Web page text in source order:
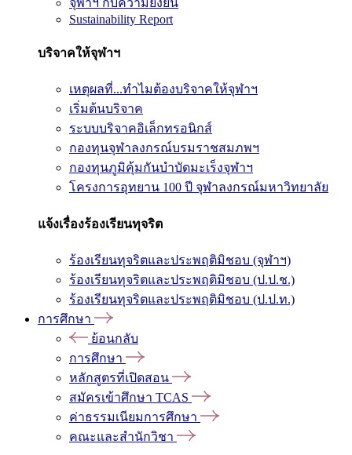
Sustainability Report
บริจาคให้จุฬาฯ
เหตุผลที่...ทำไมต้องบริจาคให้จุฬาฯ
เริ่มต้นบริจาค
ระบบบริจาคอิเล็กทรอนิกส์
กองทุนจุฬาลงกรณ์บรมราชสมภพฯ
กองทุนภูมิคุ้มกันบำบัดมะเร็งจุฬาฯ
โครงการอุทยาน 100 ปี จุฬาลงกรณ์มหาวิทยาลัย
แจ้งเรื่องร้องเรียนทุจริต
ร้องเรียนทุจริตและประพฤติมิชอบ (จุฬาฯ)
ร้องเรียนทุจริตและประพฤติมิชอบ (ป.ป.ช.)
ร้องเรียนทุจริตและประพฤติมิชอบ (ป.ป.ท.)
การศึกษา
ย้อนกลับ
การศึกษา
หลักสูตรที่เปิดสอน
สมัครเข้าศึกษา TCAS
ค่าธรรมเนียมการศึกษา
คณะและสำนักวิชา